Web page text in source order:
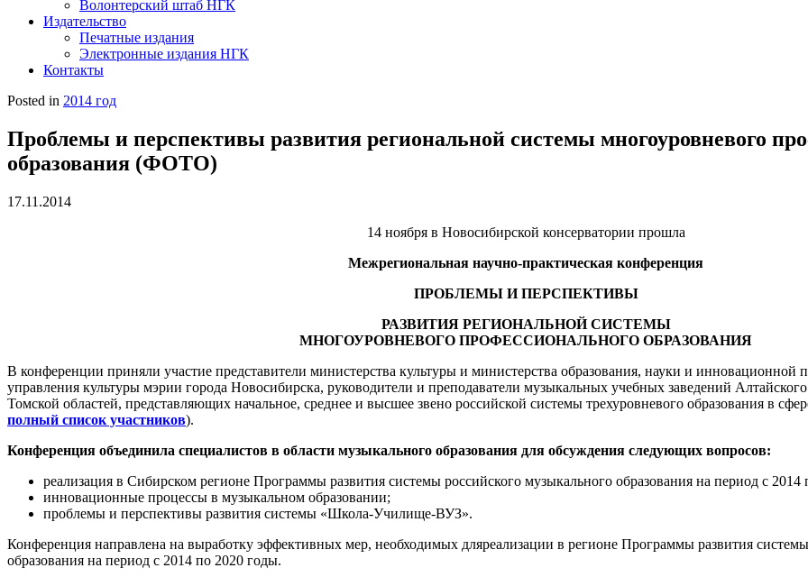
Волонтерский штаб НГК
Издательство
Печатные издания
Электронные издания НГК
Контакты
Posted in 2014 год
Проблемы и перспективы развития региональной системы многоуровневого
образования (ФОТО)
17.11.2014
14 ноября в Новосибирской консерватории прошла
Межрегиональная научно-практическая конференция
ПРОБЛЕМЫ И ПЕРСПЕКТИВЫ
РАЗВИТИЯ РЕГИОНАЛЬНОЙ СИСТЕМЫ
МНОГОУРОВНЕВОГО ПРОФЕССИОНАЛЬНОГО ОБРАЗОВАНИЯ
В конференции приняли участие представители министерства культуры и министерства образования, науки и инновационной
управления культуры мэрии города Новосибирска, руководители и преподаватели музыкальных учебных заведений
Томской областей, представляющих начальное, среднее и высшее звено российской системы трехуровневого образования в
полный список участников).
Конференция объединила специалистов в области музыкального образования для обсуждения следующих вопросов:
реализация в Сибирском регионе Программы развития системы российского музыкального образования на период с 2014
инновационные процессы в музыкальном образовании;
проблемы и перспективы развития системы «Школа-Училище-ВУЗ».
Конференция направлена на выработку эффективных мер, необходимых дляреализации в регионе Программы развития
образования на период с 2014 по 2020 годы.